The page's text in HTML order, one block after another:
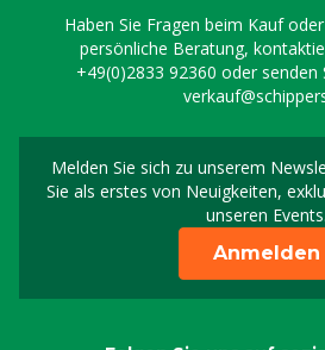
Haben Sie Fragen beim Kauf
persönliche Beratung,
+49(0)2833 92360 oder senden
Melden Sie sich zu unserem
Sie als erstes von Neuigkeiten,
unseren Events.
Anmelden